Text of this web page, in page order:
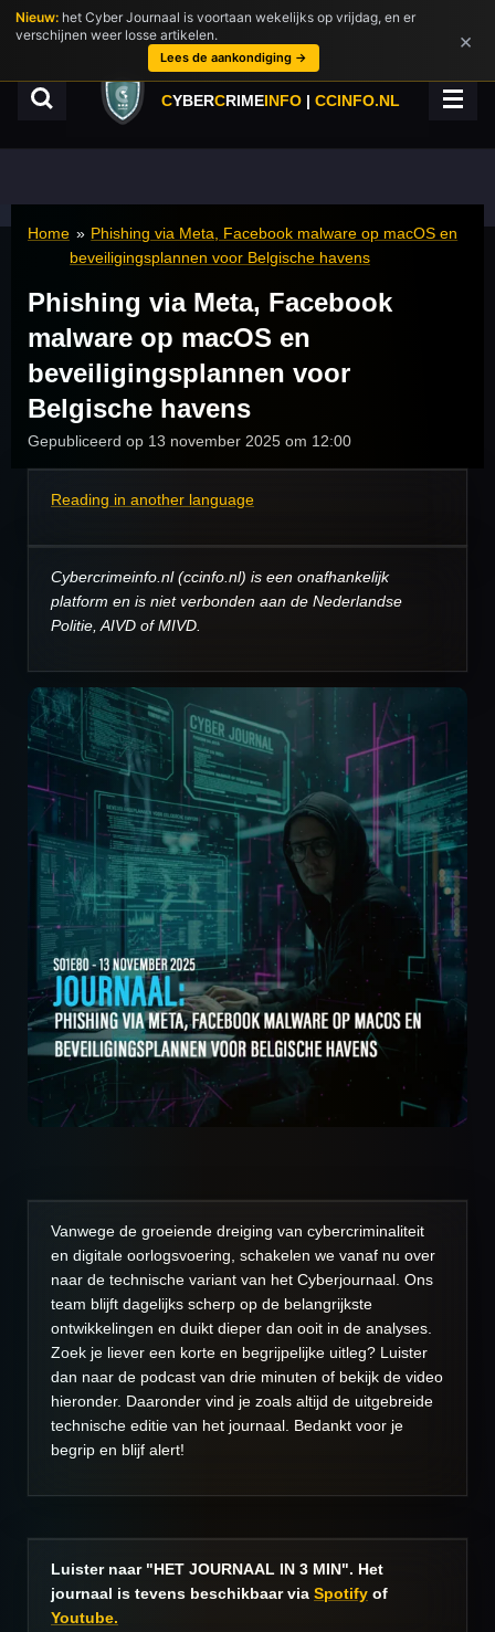
Ga
direct
hoofdinhoud
CYBERCRIMEINFO | CCINFO.NL
Home » Phishing via Meta, Facebook malware op macOS en
beveiligingsplannen voor Belgische havens
Phishing via Meta, Facebook
malware op macOS en
beveiligingsplannen voor
Belgische havens
Gepubliceerd op 13 november 2025 om 12:00
Reading in another language
Cybercrimeinfo.nl (ccinfo.nl) is een onafhankelijk
platform en is niet verbonden aan de Nederlandse
Politie, AIVD of MIVD.
Vanwege de groeiende dreiging van cybercriminaliteit
en digitale oorlogsvoering, schakelen we vanaf nu over
naar de technische variant van het Cyberjournaal. Ons
team blijft dagelijks scherp op de belangrijkste
ontwikkelingen en duikt dieper dan ooit in de analyses.
Zoek je liever een korte en begrijpelijke uitleg? Luister
dan naar de podcast van drie minuten of bekijk de video
hieronder. Daaronder vind je zoals altijd de uitgebreide
technische editie van het journaal. Bedankt voor je
begrip en blijf alert!
Luister naar "HET JOURNAAL IN 3 MIN". Het
journaal is tevens beschikbaar via Spotify of
Youtube.
Nieuw: het Cyber Journaal is voortaan wekelijks op vrijdag, en er
verschijnen weer losse artikelen.
Lees de aankondiging →
×